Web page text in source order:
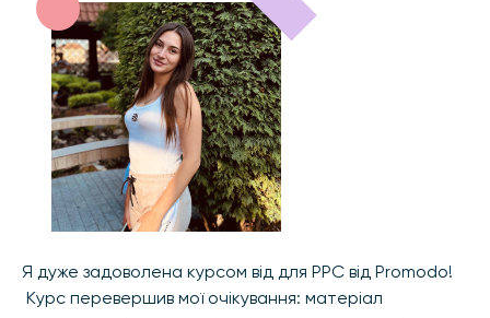
Я дуже задоволена курсом від для PPC від Promodo!
Курс перевершив мої очікування: матеріал